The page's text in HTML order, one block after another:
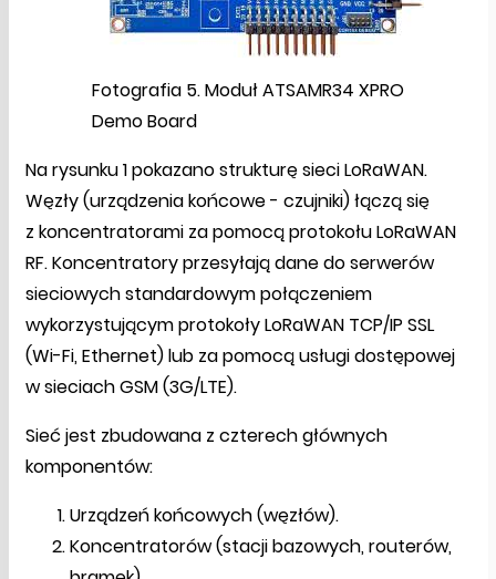
Fotografia 5. Moduł ATSAMR34 XPRO
Demo Board
Na rysunku 1 pokazano strukturę sieci LoRaWAN.
Węzły (urządzenia końcowe - czujniki) łączą się
z koncentratorami za pomocą protokołu LoRaWAN
RF. Koncentratory przesyłają dane do serwerów
sieciowych standardowym połączeniem
wykorzystującym protokoły LoRaWAN TCP/IP SSL
(Wi-Fi, Ethernet) lub za pomocą usługi dostępowej
w sieciach GSM (3G/LTE).
Sieć jest zbudowana z czterech głównych
komponentów:
Urządzeń końcowych (węzłów).
Koncentratorów (stacji bazowych, routerów,